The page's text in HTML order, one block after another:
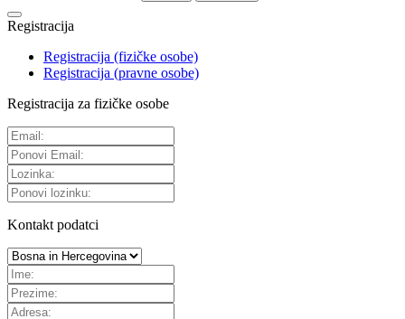
Registracija
Registracija (fizičke osobe)
Registracija (pravne osobe)
Registracija za fizičke osobe
Kontakt podatci